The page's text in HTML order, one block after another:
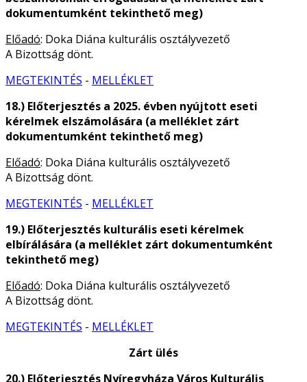
dokumentumként tekinthető meg)
Előadó: Doka Diána kulturális osztályvezető
A Bizottság dönt.
MEGTEKINTÉS - MELLÉKLET
18.) Előterjesztés a 2025. évben nyújtott eseti
kérelmek elszámolására (a melléklet zárt
dokumentumként tekinthető meg)
Előadó: Doka Diána kulturális osztályvezető
A Bizottság dönt.
MEGTEKINTÉS - MELLÉKLET
19.) Előterjesztés kulturális eseti kérelmek
elbírálására (a melléklet zárt dokumentumként
tekinthető meg)
Előadó: Doka Diána kulturális osztályvezető
A Bizottság dönt.
MEGTEKINTÉS - MELLÉKLET
Zárt ülés
20.) Előterjesztés Nyíregyháza Város Kulturális